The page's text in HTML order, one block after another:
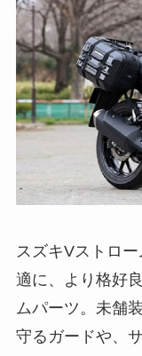
スズキVストロ
適に、より格好
ムパーツ。未舗
守るガードや、